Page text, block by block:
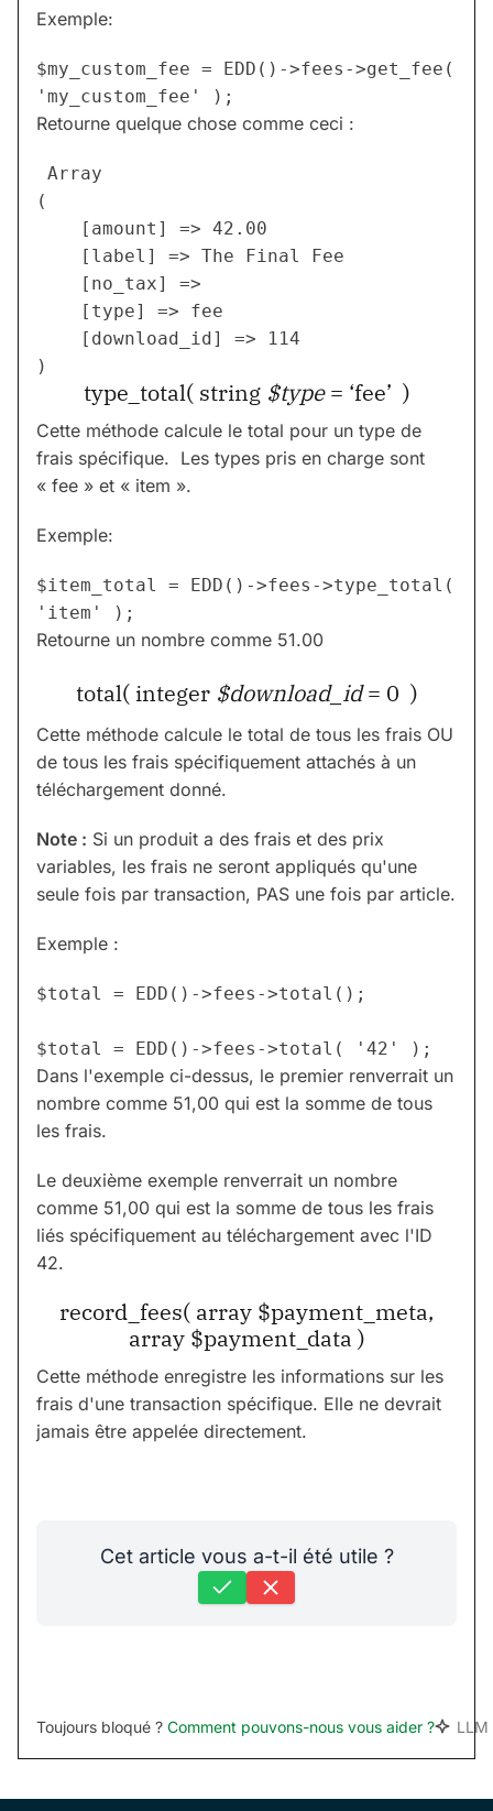
Exemple:
$my_custom_fee = EDD()->fees->get_fee(
Retourne quelque chose comme ceci :
(
type_total( string $type= ‘fee’ )
Cette méthode calcule le total pour un type de
frais spécifique. Les types pris en charge sont
« fee » et « item ».
Exemple:
$item_total = EDD()->fees->type_total(
Retourne un nombre comme 51.00
total( integer $download_id= 0 )
Cette méthode calcule le total de tous les frais OU
de tous les frais spécifiquement attachés à un
téléchargement donné.
Note : Si un produit a des frais et des prix
variables, les frais ne seront appliqués qu'une
seule fois par transaction, PAS une fois par article.
Exemple :
$total = EDD()->fees->total();
Dans l'exemple ci-dessus, le premier renverrait un
nombre comme 51,00 qui est la somme de tous
les frais.
Le deuxième exemple renverrait un nombre
comme 51,00 qui est la somme de tous les frais
liés spécifiquement au téléchargement avec l'ID
42.
record_fees( array $payment_meta,
array $payment_data )
Cette méthode enregistre les informations sur les
frais d'une transaction spécifique. Elle ne devrait
jamais être appelée directement.
Cet article vous a-t-il été utile ?
Toujours bloqué ? Comment pouvons-nous vous aider ? LLM